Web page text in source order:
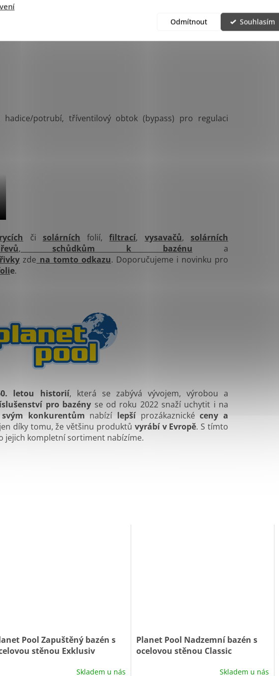
Odmítnout Souhlasím
Pool Zapuštěný bazén s
stěnou Exklusiv
Skladem u nás
Planet Pool Nadzemní bazén s
ocelovou stěnou Classic
Skladem u nás
hadice/potrubí, tříventilový obtok (bypass) pro regulaci
či solárních folií,filtrací, vysavačů,solárních
, schůdkům k bazénu a
zde na tomto odkazu. Doporučujeme i novinku pro
e.
letou historií, která se zabývá vývojem, výrobou a
pro bazény se od roku 2022 snaží uchytit i na
konkurentům nabízí lepšíprozákaznickéceny a
díky tomu, že většinu produktů vyrábí v Evropě. S tímto
jejich kompletní sortiment nabízíme.